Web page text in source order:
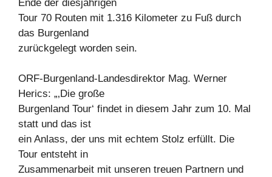
Ende der diesjährigen
Tour 70 Routen mit 1.316 Kilometer zu Fuß durch
das Burgenland
zurückgelegt worden sein.
ORF-Burgenland-Landesdirektor Mag. Werner
Herics: „‚Die große
Burgenland Tour‘ findet in diesem Jahr zum 10. Mal
statt und das ist
ein Anlass, der uns mit echtem Stolz erfüllt. Die
Tour entsteht in
Zusammenarbeit mit unseren treuen Partnern und